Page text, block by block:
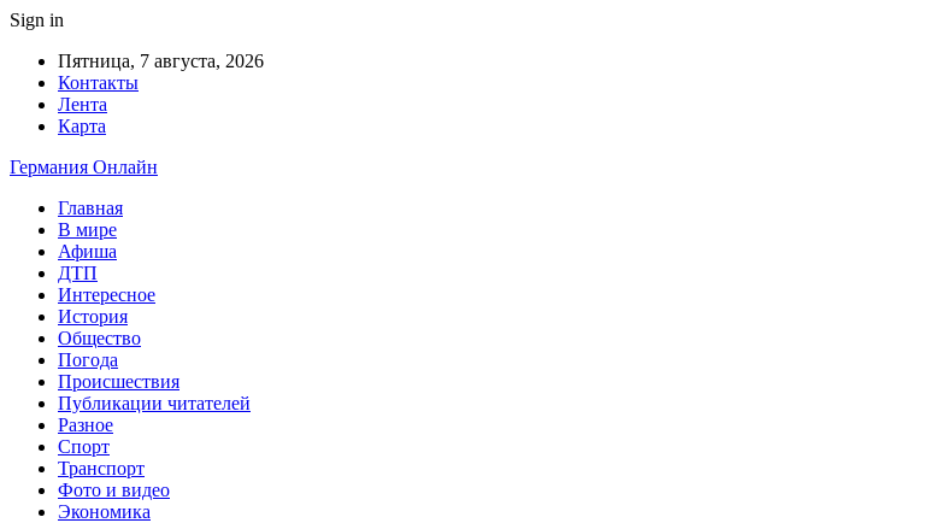
Sign in
Пятница, 7 августа, 2026
Контакты
Лента
Карта
Германия Онлайн
Главная
В мире
Афиша
ДТП
Интересное
История
Общество
Погода
Происшествия
Публикации читателей
Разное
Спорт
Транспорт
Фото и видео
Экономика